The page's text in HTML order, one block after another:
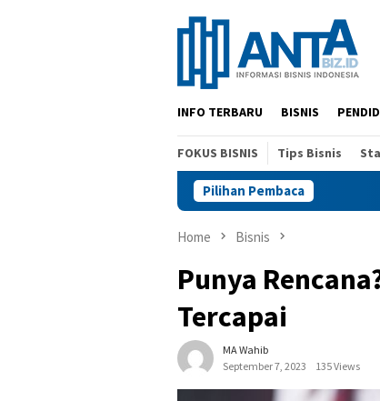
INFO TERBARU BISNIS
FOKUS BISNIS Tips Bisnis
Pilihan Pembaca
Home Bisnis
Punya
Tercapai
MA Wahib
September 7, 2023
135 Views